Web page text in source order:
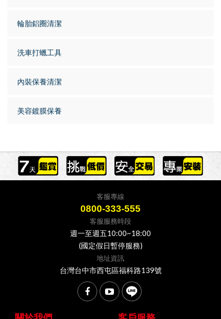
輪胎鋁圈清潔
洗車打蠟工具
內裝保養清潔
美容鍍膜保養
客服專線
0800-333-555
客服服務時段
週一至週五10:00~18:00
(國定假日暫停服務)
地址資訊
台灣台中市西屯區福科路139號